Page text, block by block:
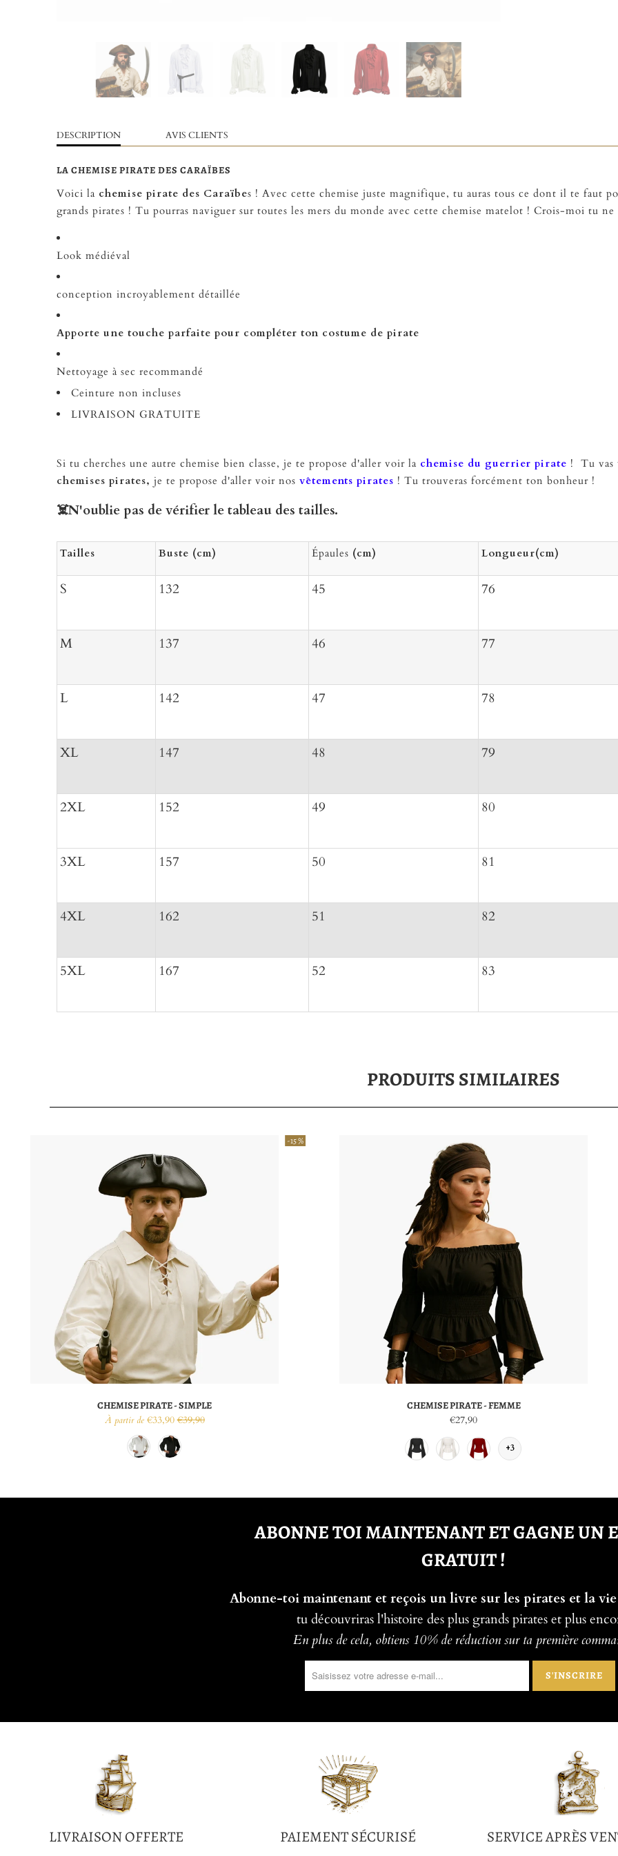
DESCRIPTION AVIS CLIENTS
LA CHEMISE PIRATE DES CARAÏBES
Voici la chemise pirate des Caraïbes ! Avec cette chemise juste magnifique, tu auras tous ce dont il te faut
grands pirates ! Tu pourras naviguer sur toutes les mers du monde avec cette chemise matelot ! Crois-moi tu
Look médiéval
conception incroyablement détaillée
Apporte une touche parfaite pour compléter ton costume de pirate
Nettoyage à sec recommandé
Ceinture non incluses
LIVRAISON GRATUITE
Si tu cherches une autre chemise bien classe, je te propose d'aller voir la chemise du guerrier pirate ! Tu vas
chemises pirates, je te propose d'aller voir nos vêtements pirates ! Tu trouveras forcément ton bonheur !
☠️N'oublie pas de vérifier le tableau des tailles.
Tailles Buste (cm) Épaules (cm) Longueur(cm)
S 132 45 76
M 137 46 77
L 142 47 78
XL 147 48 79
2XL 152 49 80
3XL 157 50 81
4XL 162 51 82
5XL 167 52 83
PRODUITS SIMILAIRES
-15 %
CHEMISE PIRATE - SIMPLE
À partir de €33,90 €39,90
CHEMISE PIRATE - FEMME
€27,90
+3
ABONNE TOI MAINTENANT ET GAGNE UN
GRATUIT !
Abonne-toi maintenant et reçois un livre sur les pirates et la
tu découvriras l'histoire des plus grands pirates et plus
En plus de cela, obtiens 10% de réduction sur ta première
LIVRAISON OFFERTE PAIEMENT SÉCURISÉ SERVICE APRÈS